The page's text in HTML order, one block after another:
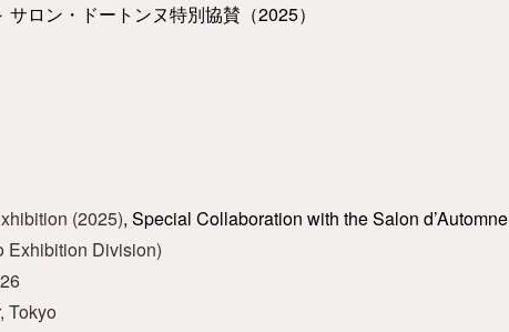
サロン・ドートンヌ特別協賛（2025）
(2025), Special Collaboration with the Salon d’Automne
Exhibition Division)
Tokyo